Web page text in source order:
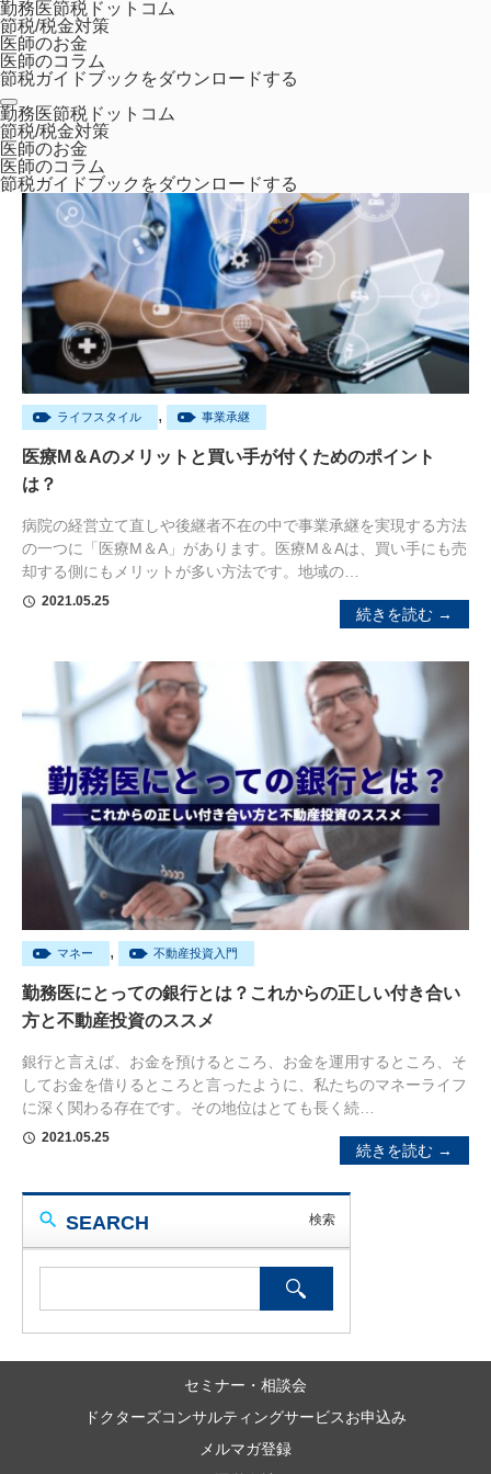
勤務医節税ドットコム
節税/税金対策
医師のお金
医師のコラム
節税ガイドブックをダウンロードする
勤務医節税ドットコム
節税/税金対策
医師のお金
医師のコラム
節税ガイドブックをダウンロードする
ライフスタイル , 事業承継
医療M＆Aのメリットと買い手が付くためのポイント
は？
病院の経営立て直しや後継者不在の中で事業承継を実現する方法
の一つに「医療M＆A」があります。医療M＆Aは、買い手にも売
却する側にもメリットが多い方法です。地域の…
schedule 2021.05.25
続きを読む →
マネー , 不動産投資入門
勤務医にとっての銀行とは？これからの正しい付き合い
方と不動産投資のススメ
銀行と言えば、お金を預けるところ、お金を運用するところ、そ
してお金を借りるところと言ったように、私たちのマネーライフ
に深く関わる存在です。その地位はとても長く続…
schedule 2021.05.25
続きを読む →
SEARCH
セミナー・相談会
ドクターズコンサルティングサービスお申込み
メルマガ登録